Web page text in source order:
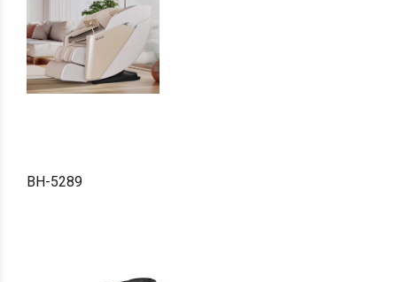
BH-5289